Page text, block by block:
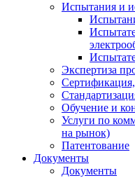
Испытания и
Экспертиза
Обучение и
Услуги по
на рынок)
Патентование
Документы
Документы